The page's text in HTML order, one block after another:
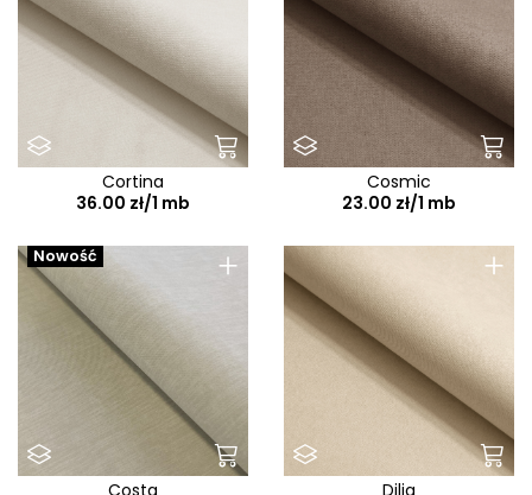
Cortina
36.00 zł/1 mb
Cosmic
23.00 zł/1 mb
+
Nowość +